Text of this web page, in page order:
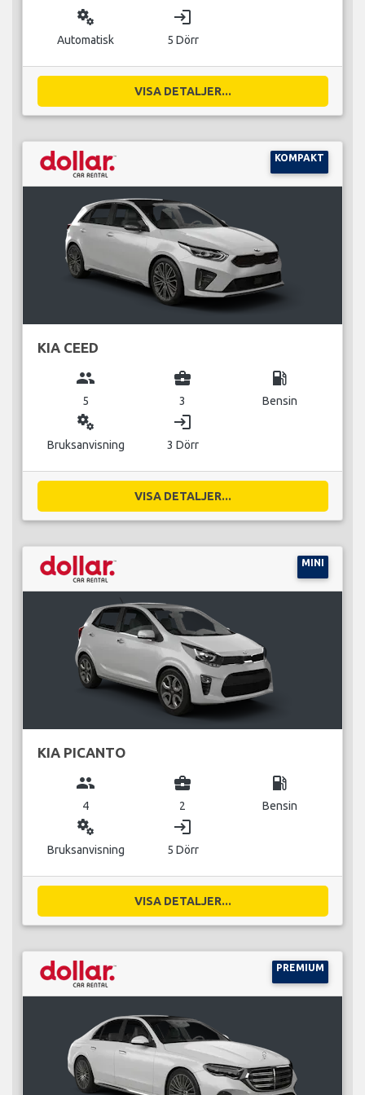
miscellaneous_services
Automatisk
login
5 Dörr
VISA DETALJER...
KOMPAKT
KIA CEED
group
5
business_center
3
local_gas_station
Bensin
miscellaneous_services
Bruksanvisning
login
3 Dörr
VISA DETALJER...
MINI
KIA PICANTO
group
4
business_center
2
local_gas_station
Bensin
miscellaneous_services
Bruksanvisning
login
5 Dörr
VISA DETALJER...
PREMIUM